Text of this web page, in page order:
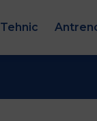
Tehnic